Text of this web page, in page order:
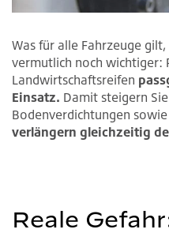
Was für alle Fahrzeuge
vermutlich noch wichtiger:
Landwirtschaftsreifen
Einsatz. Damit steigern
Bodenverdichtungen
verlängern gleichzeitig
Reale